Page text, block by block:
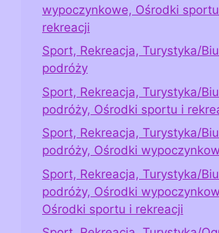
wypoczynkowe, Ośrodki
rekreacji
Sport, Rekreacja, Turystyka/
podróży
Sport, Rekreacja, Turystyka/
podróży, Ośrodki sportu i
Sport, Rekreacja, Turystyka/
podróży, Ośrodki
Sport, Rekreacja, Turystyka/
podróży, Ośrodki
Ośrodki sportu i rekreacji